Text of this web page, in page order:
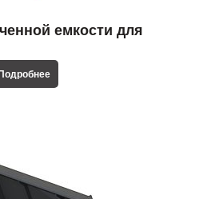
емкости для